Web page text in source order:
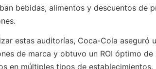
bebidas, alimentos y descuentos de
estas auditorías, Coca-Cola aseguró
de marca y obtuvo un ROI óptimo
en múltiples tipos de establecimientos.